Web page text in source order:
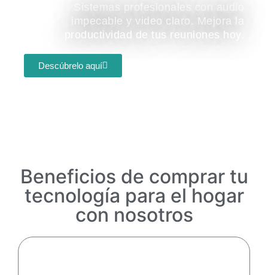
Sistemas profesionales con audio
impecable y video claro. Mejora la
productividad de tus reuniones hoy.
Descúbrelo aquí
Beneficios de comprar tu
tecnología para el hogar
con nosotros